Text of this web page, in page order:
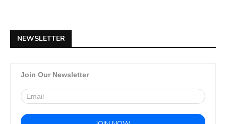
NEWSLETTER
Join Our Newsletter